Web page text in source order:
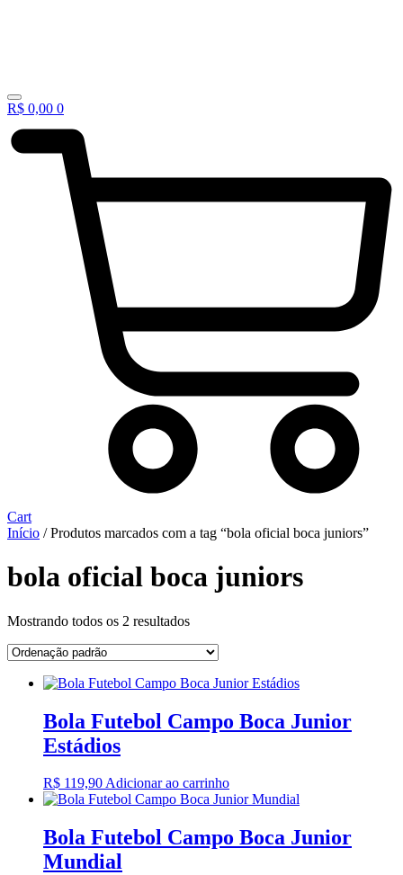
R$ 0,00 0
Cart
Início / Produtos marcados com a tag “bola oficial boca juniors”
bola oficial boca juniors
Mostrando todos os 2 resultados
Bola Futebol Campo Boca Junior
Estádios
R$ 119,90Adicionar ao carrinho
Bola Futebol Campo Boca Junior
Mundial